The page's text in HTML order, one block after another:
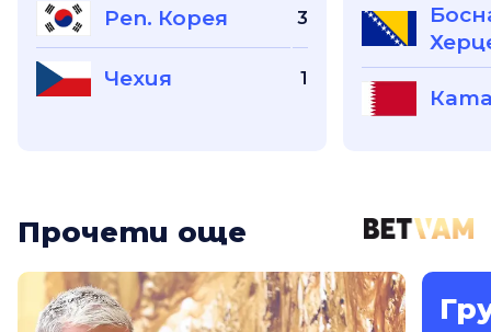
Реп. Корея 3
Чехия 1
Прочети още